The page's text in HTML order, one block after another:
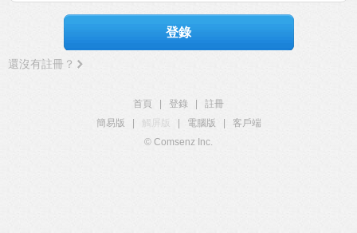
登錄
還沒有註冊？
首頁 登錄
註冊
簡易版
觸屏版 電腦版
客戶端
© Comsenz Inc.